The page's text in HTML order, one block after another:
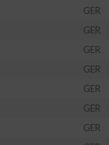
GER
GER
GER
GER
GER
GER
GER